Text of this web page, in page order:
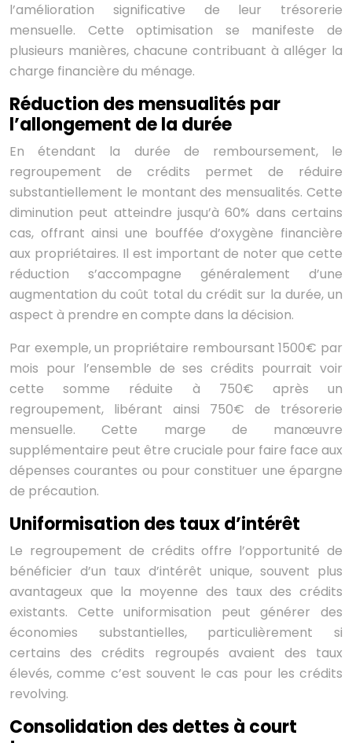
l’amélioration significative de leur trésorerie
mensuelle. Cette optimisation se manifeste de
plusieurs manières, chacune contribuant à alléger la
charge financière du ménage.
Réduction des mensualités par
l’allongement de la durée
En étendant la durée de remboursement, le
regroupement de crédits permet de réduire
substantiellement le montant des mensualités. Cette
diminution peut atteindre jusqu’à 60% dans certains
cas, offrant ainsi une bouffée d’oxygène financière
aux propriétaires. Il est important de noter que cette
réduction s’accompagne généralement d’une
augmentation du coût total du crédit sur la durée, un
aspect à prendre en compte dans la décision.
Par exemple, un propriétaire remboursant 1500€ par
mois pour l’ensemble de ses crédits pourrait voir
cette somme réduite à 750€ après un
regroupement, libérant ainsi 750€ de trésorerie
mensuelle. Cette marge de manœuvre
supplémentaire peut être cruciale pour faire face aux
dépenses courantes ou pour constituer une épargne
de précaution.
Uniformisation des taux d’intérêt
Le regroupement de crédits offre l’opportunité de
bénéficier d’un taux d’intérêt unique, souvent plus
avantageux que la moyenne des taux des crédits
existants. Cette uniformisation peut générer des
économies substantielles, particulièrement si
certains des crédits regroupés avaient des taux
élevés, comme c’est souvent le cas pour les crédits
revolving.
Consolidation des dettes à court